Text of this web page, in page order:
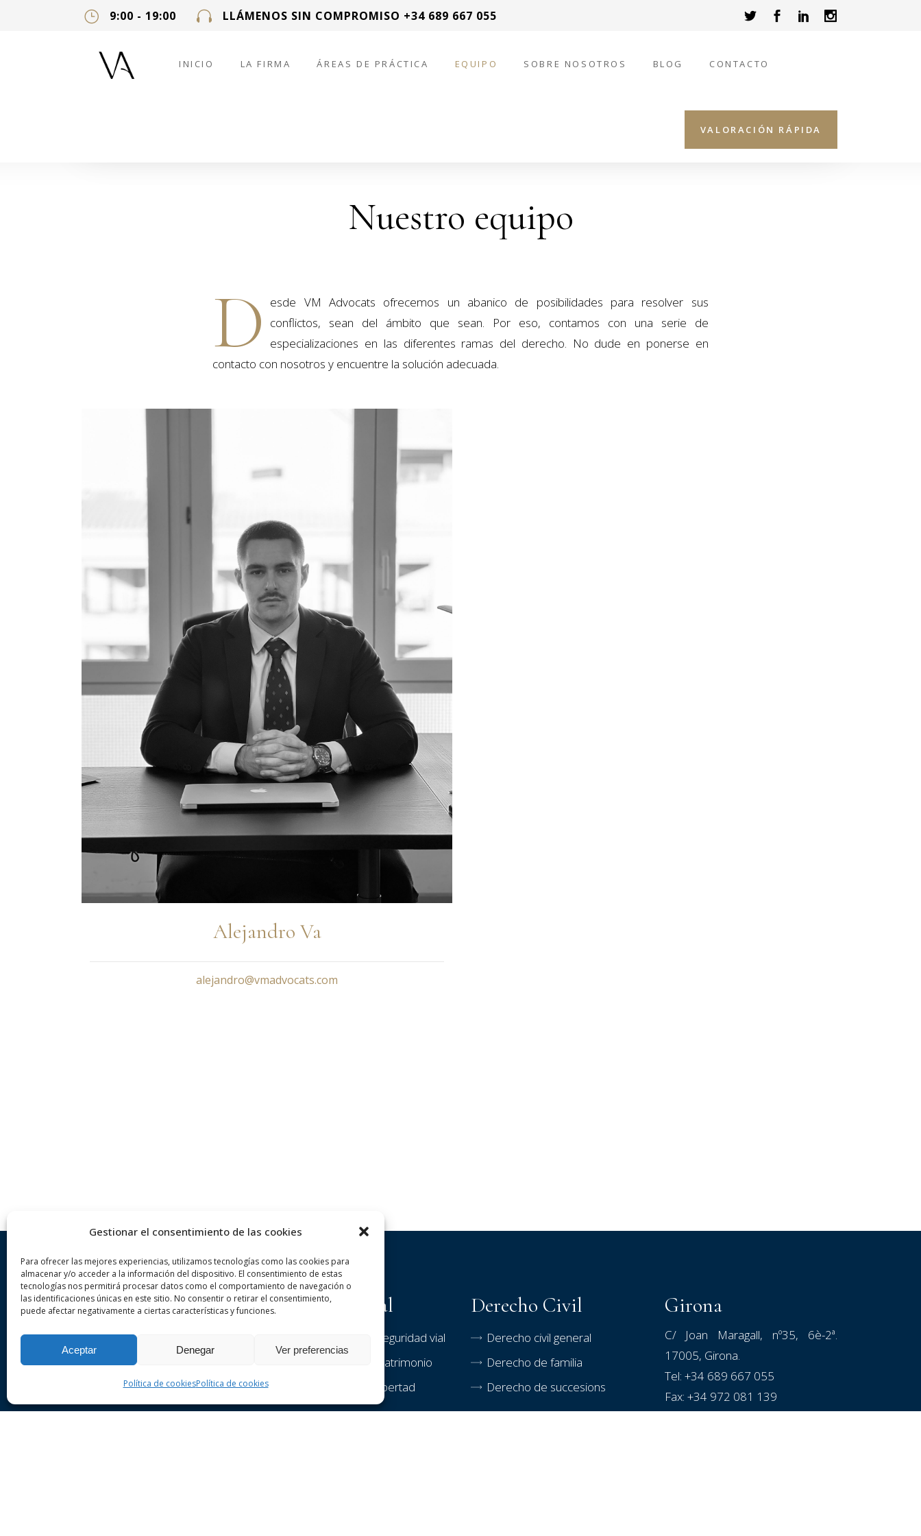
Gestionar el consentimiento de las cookies
Para ofrecer las mejores experiencias, utilizamos tecnologías como las cookies para
almacenar y/o acceder a la información del dispositivo. El consentimiento de estas
tecnologías nos permitirá procesar datos como el comportamiento de navegación o
las identificaciones únicas en este sitio. No consentir o retirar el consentimiento,
puede afectar negativamente a ciertas características y funciones.
Aceptar Denegar Ver preferencias
Política de cookiesPolítica de cookies
9:00 - 19:00 LLÁMENOS SIN COMPROMISO +34 689 667 055
INICIO LA FIRMA ÁREAS DE PRÁCTICA EQUIPO SOBRE NOSOTROS BLOG CONTACTO
VALORACIÓN RÁPIDA
Nuestro equipo
D
esde VM Advocats ofrecemos un abanico de posibilidades para resolver sus
conflictos, sean del ámbito que sean. Por eso, contamos con una serie de
especializaciones en las diferentes ramas del derecho. No dude en ponerse en
contacto con nosotros y encuentre la solución adecuada.
Alejandro Va
alejandro@vmadvocats.com
Sobre nosotros
VA ADVOCATS es un despacho
de abogados especializado en
derecho penal y civil en la ciudad
Derecho Penal
Delitos contra la seguridad vial
Delitos contra el patrimonio
Delitos contra la libertad
Derecho Civil
Derecho civil general
Derecho de familia
Derecho de succesions
Girona
C/ Joan Maragall, nº35, 6è-2ª.
17005, Girona.
Tel: +34 689 667 055
Fax: +34 972 081 139